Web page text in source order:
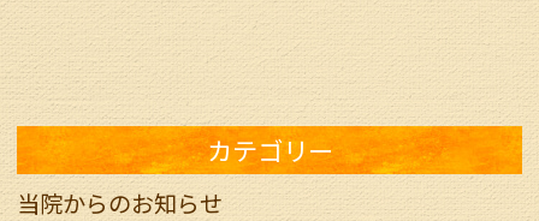
カテゴリー
当院からのお知らせ